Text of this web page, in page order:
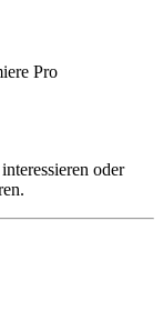
Pro
oder